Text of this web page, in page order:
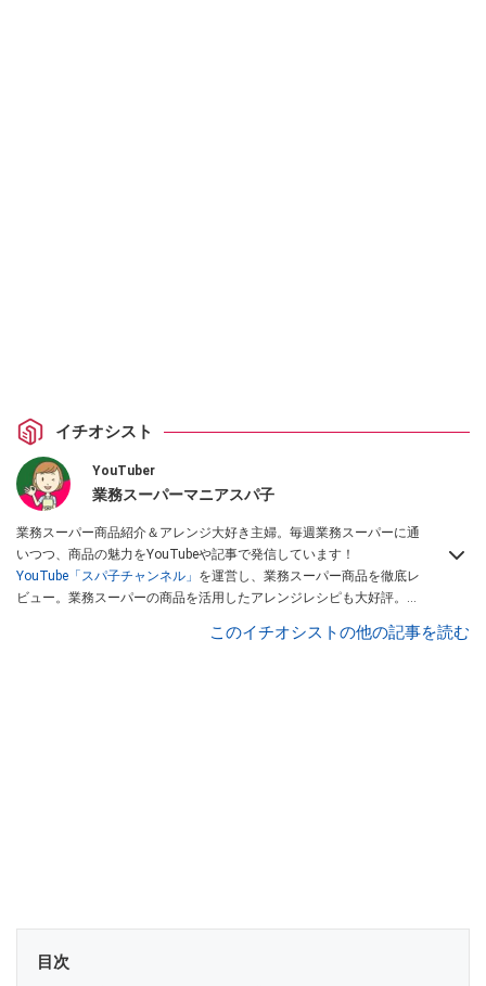
イチオシスト
YouTuber
業務スーパーマニアスパ子
業務スーパー商品紹介＆アレンジ大好き主婦。毎週業務スーパーに通
いつつ、商品の魅力をYouTubeや記事で発信しています！
YouTube「スパ子チャンネル」 を運営し、業務スーパー商品を徹底レ
ビュー。業務スーパーの商品を活用したアレンジレシピも大好評。時
このイチオシストの他の記事を読む
目次